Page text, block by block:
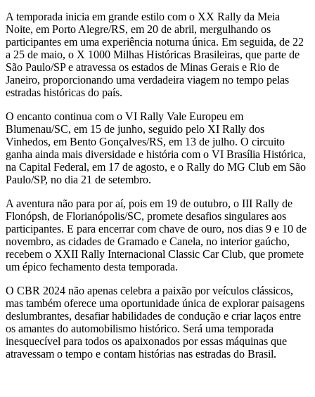
A temporada inicia em grande estilo com o XX Rally da Meia
Noite, em Porto Alegre/RS, em 20 de abril, mergulhando os
participantes em uma experiência noturna única. Em seguida, de 22
a 25 de maio, o X 1000 Milhas Históricas Brasileiras, que parte de
São Paulo/SP e atravessa os estados de Minas Gerais e Rio de
Janeiro, proporcionando uma verdadeira viagem no tempo pelas
estradas históricas do país.
O encanto continua com o VI Rally Vale Europeu em
Blumenau/SC, em 15 de junho, seguido pelo XI Rally dos
Vinhedos, em Bento Gonçalves/RS, em 13 de julho. O circuito
ganha ainda mais diversidade e história com o VI Brasília Histórica,
na Capital Federal, em 17 de agosto, e o Rally do MG Club em São
Paulo/SP, no dia 21 de setembro.
A aventura não para por aí, pois em 19 de outubro, o III Rally de
Flonópsh, de Florianópolis/SC, promete desafios singulares aos
participantes. E para encerrar com chave de ouro, nos dias 9 e 10 de
novembro, as cidades de Gramado e Canela, no interior gaúcho,
recebem o XXII Rally Internacional Classic Car Club, que promete
um épico fechamento desta temporada.
O CBR 2024 não apenas celebra a paixão por veículos clássicos,
mas também oferece uma oportunidade única de explorar paisagens
deslumbrantes, desafiar habilidades de condução e criar laços entre
os amantes do automobilismo histórico. Será uma temporada
inesquecível para todos os apaixonados por essas máquinas que
atravessam o tempo e contam histórias nas estradas do Brasil.